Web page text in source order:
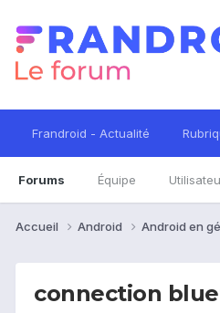
Frandroid - Actualité
Forums Équipe
Accueil Android Android en
connection